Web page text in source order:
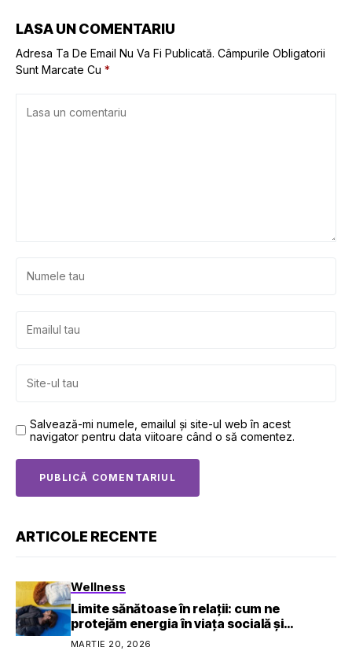
LASA UN COMENTARIU
Adresa Ta De Email Nu Va Fi Publicată. Câmpurile Obligatorii
Sunt Marcate Cu *
Salvează-mi numele, emailul și site-ul web în acest
navigator pentru data viitoare când o să comentez.
ARTICOLE RECENTE
Wellness
Limite sănătoase în relații: cum ne
protejăm energia în viața socială și
profesională
MARTIE 20, 2026